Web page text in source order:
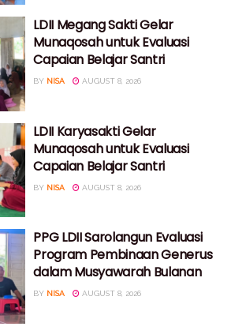
LDII Megang Sakti Gelar
Munaqosah untuk Evaluasi
Capaian Belajar Santri
BY NISA AUGUST 8, 2026
LDII Karyasakti Gelar
Munaqosah untuk Evaluasi
Capaian Belajar Santri
BY NISA AUGUST 8, 2026
PPG LDII Sarolangun Evaluasi
Program Pembinaan Generus
dalam Musyawarah Bulanan
BY NISA AUGUST 8, 2026